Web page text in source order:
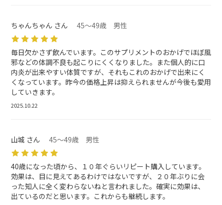
ちゃんちゃん さん 45～49歳 男性
毎日欠かさず飲んでいます。このサプリメントのおかげでほぼ風
邪などの体調不良も起こりにくくなりました。また個人的に口
内炎が出来やすい体質ですが、それもこれのおかげで出来にく
くなっています。昨今の価格上昇は抑えられませんが今後も愛用
していきます。
2025.10.22
山城 さん 45～49歳 男性
40歳になった頃から、１０年ぐらいリピート購入しています。
効果は、目に見えてあるわけではないですが、２０年ぶりに会
った知人に全く変わらないねと言われました。確実に効果は、
出ているのだと思います。これからも継続します。